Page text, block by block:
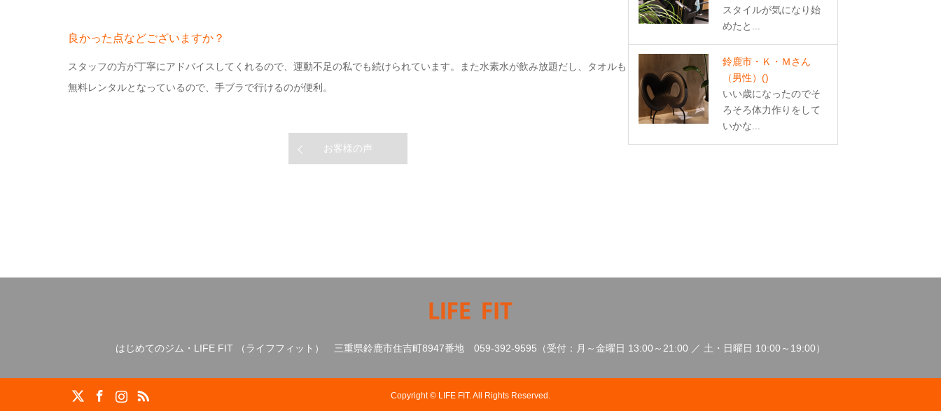
良かった点などございますか？
スタッフの方が丁寧にアドバイスしてくれるので、運動不足の私でも続けられています。また水素水が飲み放題だし、タオルも
無料レンタルとなっているので、手ブラで行けるのが便利。
お客様の声
スタイルが気になり始
めたと...
鈴鹿市・Ｋ・Ｍさん
（男性） ()
いい歳になったのでそ
ろそろ体力作りをして
いかな...
はじめてのジム・LIFE FIT （ライフフィット） 三重県鈴鹿市住吉町8947番地 059‐392‐9595（受付：月～金曜日 13:00～21:00 ／ 土・日曜日 10:00～19:00）
InstagramRSS Copyright© LIFE FIT. All Rights Reserved.